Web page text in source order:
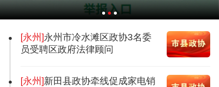
[永州]永州市冷水滩区政协3名委
员受聘区政府法律顾问
[永州]新田县政协牵线促成家电销